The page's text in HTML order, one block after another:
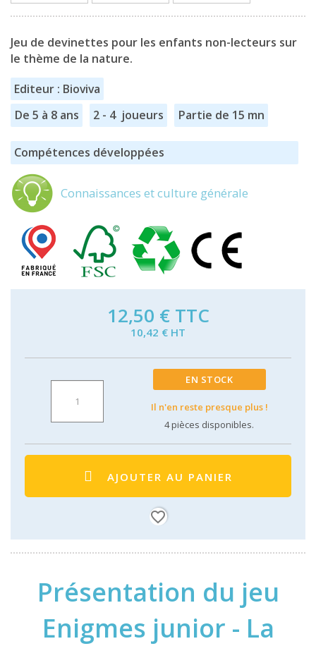
Jeu de devinettes pour les enfants non-lecteurs sur
le thème de la nature.
Editeur : Bioviva
De 5 à 8 ans
2 - 4 joueurs Partie de 15 mn
Compétences développées
Connaissances et culture générale
12,50 € TTC
10,42 € HT
EN STOCK
Il n'en reste presque plus !
4pièces disponibles.
AJOUTER AU PANIER
favorite_border
Présentation du jeu
Enigmes junior - La